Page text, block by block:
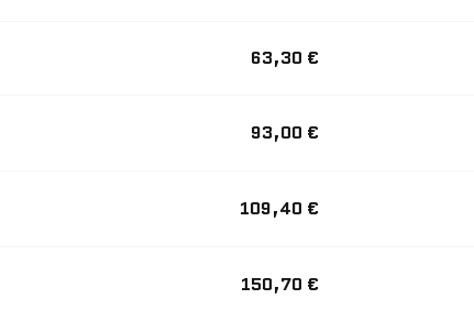
63,30 €
93,00 €
109,40 €
150,70 €